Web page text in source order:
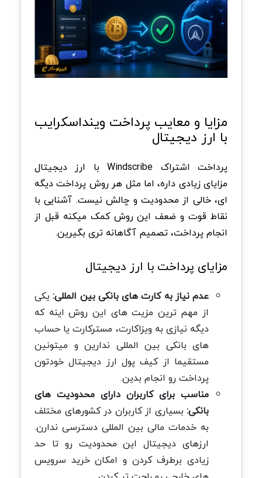
مزایا و معایب پرداخت وینداسکرایب
با ارز دیجیتال
پرداخت اشتراک Windscribe با ارز دیجیتال
مزایای زیادی داره، اما مثل هر روش پرداخت دیگه
ای، خالی از محدودیت و چالش نیست. آشنایی با
نقاط قوت و ضعف این روش کمک میکنه قبل از
انجام پرداخت، تصمیم آگاهانه تری بگیرین.
مزایای پرداخت با ارز دیجیتال
عدم نیاز به کارت های بانکی بین المللی:یکی
از مهم ترین مزیت های این روش اینه که
دیگه نیازی به ویزاکارت، مسترکارت یا حساب
های بانکی بین المللی ندارین و میتونین
مستقیما از کیف پول ارز دیجیتال خودتون
پرداخت رو انجام بدین.
مناسب برای کاربران دارای محدودیت های
بانکی: بسیاری از کاربران در کشورهای مختلف
به خدمات مالی بین المللی دسترسی ندارن.
ارزهای دیجیتال این محدودیت رو تا حد
زیادی برطرف کردن و امکان خرید سرویس